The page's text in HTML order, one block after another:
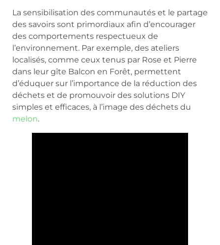
La sensibilisation des communautés et le partage
des savoirs sont primordiaux afin d’encourager
des comportements respectueux de
l’environnement. Par exemple, des ateliers
localisés, comme ceux tenus par Rose et Pierre
dans leur gîte Balcon en Forêt, permettent
d’éduquer sur l’importance de la réduction des
déchets et de promouvoir des solutions DIY
simples et efficaces, à l’image des déchets du
melon.